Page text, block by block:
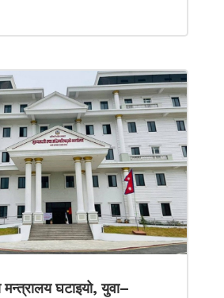
मन्त्रालय घटाइयो, युवा–